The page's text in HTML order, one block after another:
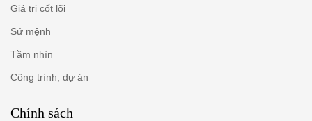
Giá trị cốt lõi
Sứ mệnh
Tầm nhìn
Công trình, dự án
Chính sách